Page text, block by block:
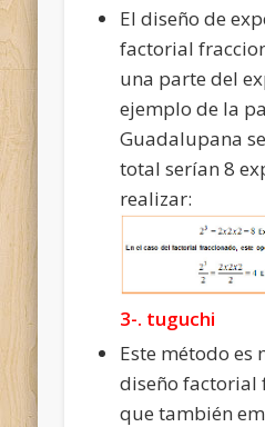
El diseño de
factorial
una parte del
ejemplo de la
Guadalupana
total serían 8
realizar:
3-. tuguchi
Este método es
diseño factorial
que también